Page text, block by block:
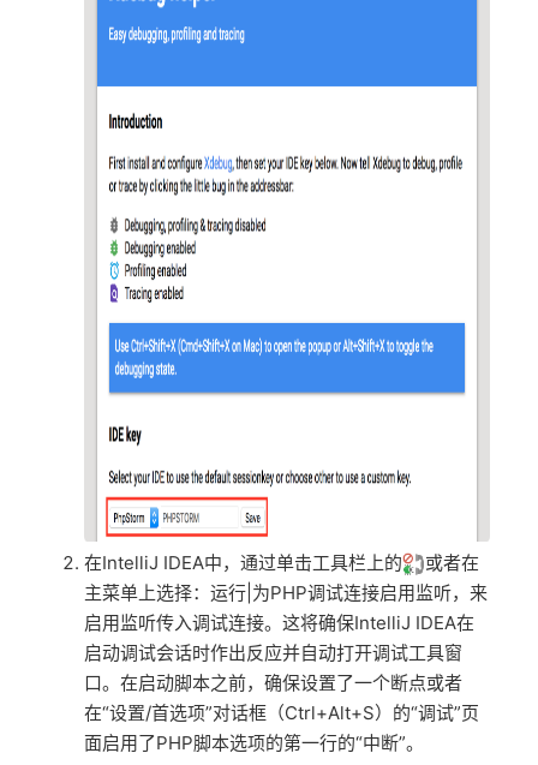
在IntelliJ IDEA中，通过单击工具栏上的
或者在
主菜单上选择：运行|为PHP调试连接启用监听，来
启用监听传入调试连接。这将确保IntelliJ IDEA在
启动调试会话时作出反应并自动打开调试工具窗
口。在启动脚本之前，确保设置了一个断点或者
在“设置/首选项”对话框（Ctrl+Alt+S）的“调试”页
面启用了PHP脚本选项的第一行的“中断”。